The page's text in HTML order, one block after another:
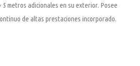
5 metros adicionales en su exterior. Posee
de altas prestaciones incorporado.